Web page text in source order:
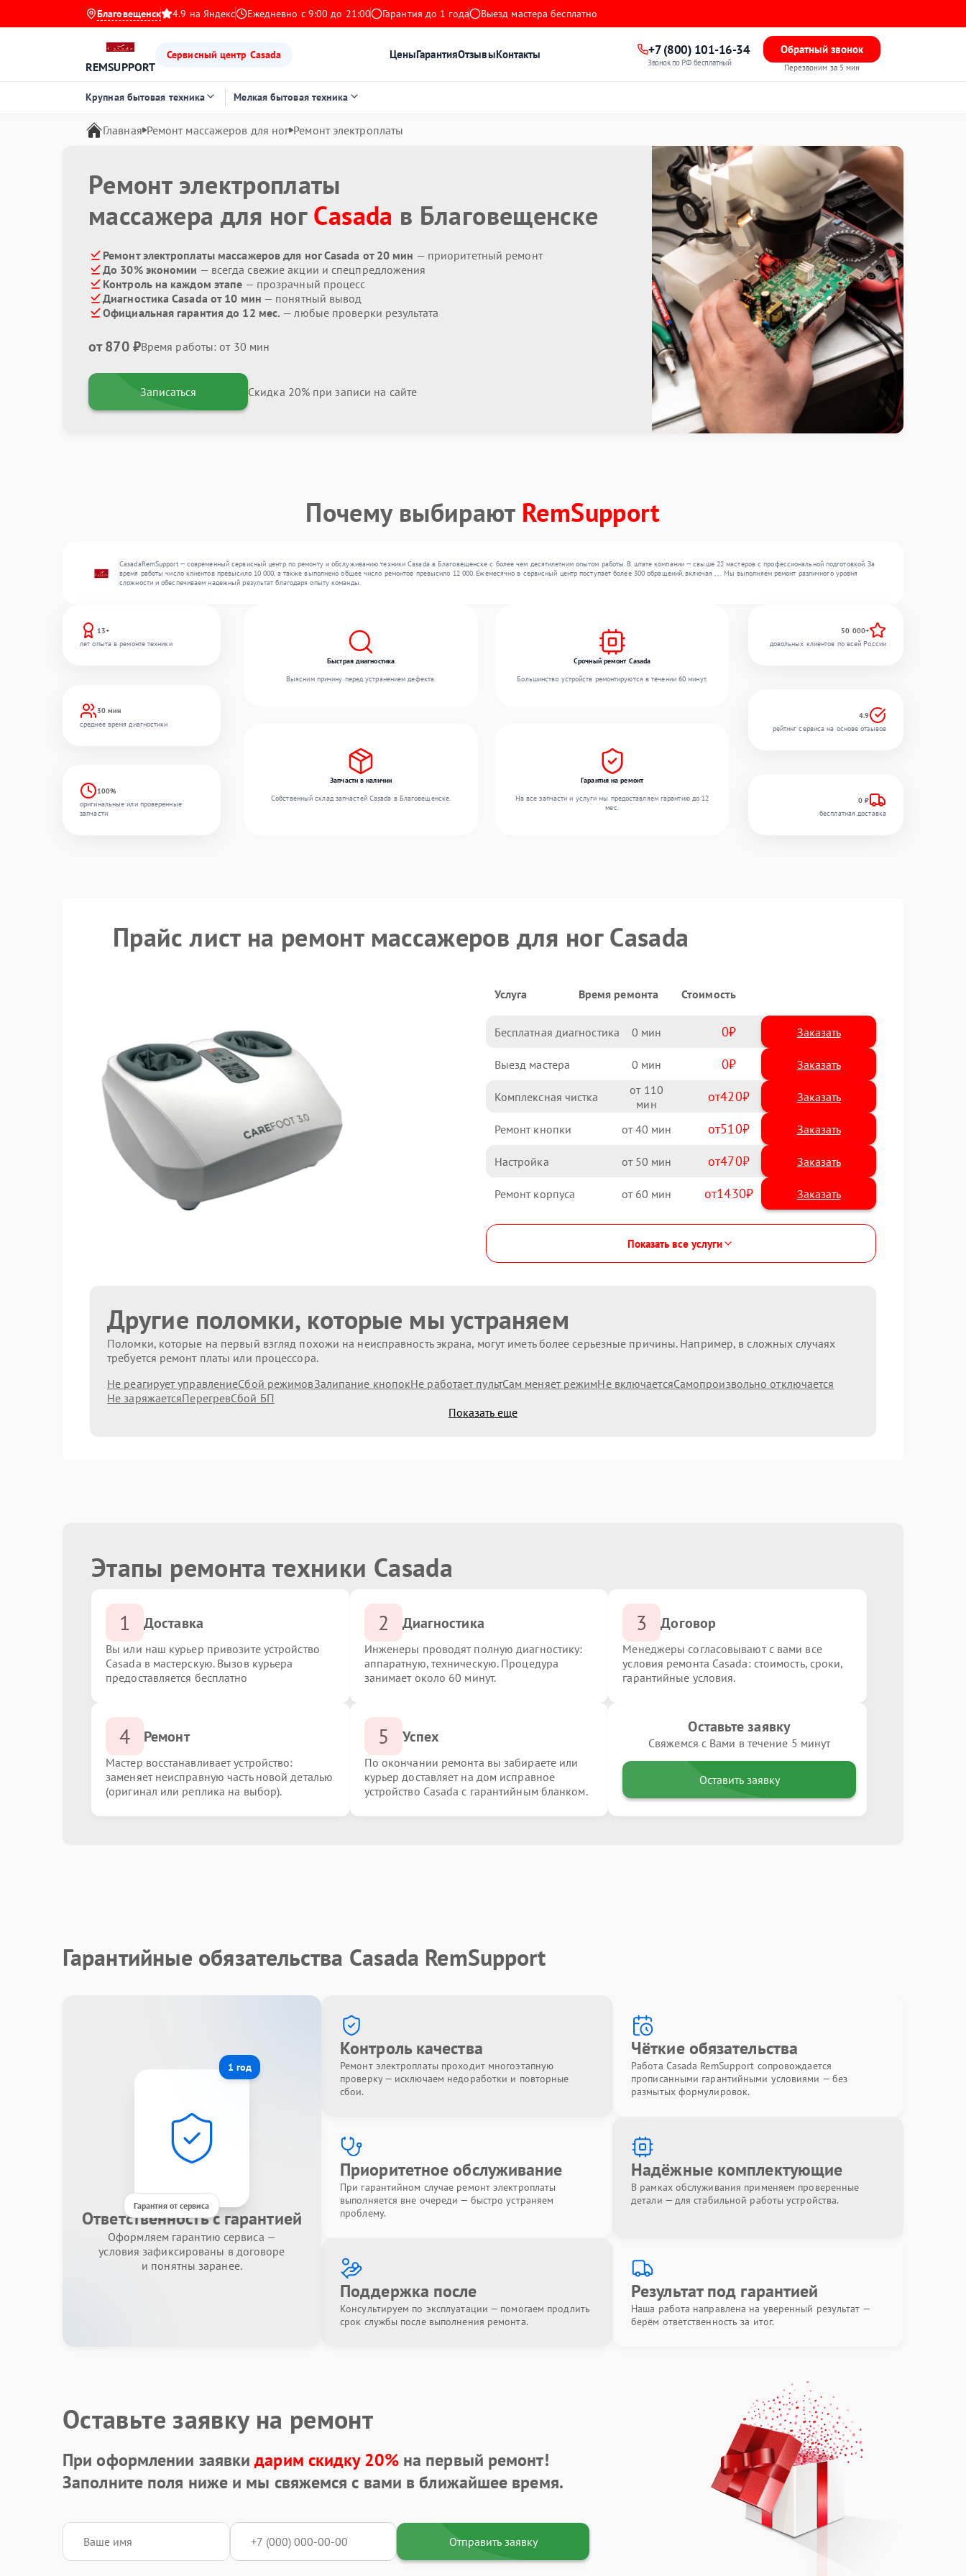
Благовещенск 4.9 на Яндекс Ежедневно с 9:00 до 21:00 Гарантия до 1 года Выезд мастера бесплатно
REMSUPPORT
Сервисный центр Casada ЦеныГарантияОтзывыКонтакты +7 (800) 101-16-34
Звонок по РФ бесплатный
Обратный звонок
Перезвоним за 5 мин
Крупная бытовая техника Мелкая бытовая техника
Главная Ремонт массажеров для ног Ремонт электроплаты
Ремонт электроплаты
массажера для ногCasada в Благовещенске
Ремонт электроплаты массажеров для ног Casada от 20 мин — приоритетный ремонт
До 30% экономии — всегда свежие акции и спецпредложения
Контроль на каждом этапе — прозрачный процесс
Диагностика Casada от 10 мин — понятный вывод
Официальная гарантия до 12 мес. — любые проверки результата
от 870 ₽Время работы: от 30 мин
Записаться Скидка 20% при записи на сайте
Почему выбирают RemSupport
CasadaRemSupport — современный сервисный центр по ремонту и обслуживанию техники Casada в Благовещенске с более чем десятилетним опытом работы. В штате компании — свыше 22 мастеров с профессиональной подготовкой. За
время работы число клиентов превысило 10 000, а также выполнено общее число ремонтов превысило 12 000. Ежемесячно в сервисный центр поступает более 300 обращений, включая , , . Мы выполняем ремонт различного уровня
сложности и обеспечиваем надежный результат благодаря опыту команды.
13+
лет опыта в ремонте техники
30 мин
среднее время диагностики
100%
оригинальные или проверенные
запчасти
Быстрая диагностика
Выясним причину перед устранением дефекта.
Срочный ремонт Casada
Большинство устройств ремонтируются в течении 60 минут.
Запчасти в наличии
Собственный склад запчастей Casada в Благовещенске.
Гарантия на ремонт
На все запчасти и услуги мы предоставляем гарантию до 12
мес.
50 000+
довольных клиентов по всей России
4.9
рейтинг сервиса на основе отзывов
0 ₽
бесплатная доставка
Прайс лист на ремонт массажеров для ног Casada
Услуга Время ремонта Стоимость
Бесплатная диагностика 0 0 Заказать
Выезд мастера 0 0 Заказать
Комплексная чистка 110 420
Ремонт кнопки 40 510
Настройка 50 470
Ремонт корпуса 60 1430
Показать все услуги
Другие поломки, которые мы устраняем
Поломки, которые на первый взгляд похожи на неисправность экрана, могут иметь более серьезные причины. Например, в сложных случаях
требуется ремонт платы или процессора.
Не реагирует управлениеСбой режимовЗалипание кнопокНе работает пультСам меняет режимНе включаетсяСамопроизвольно отключается
Не заряжаетсяПерегревСбой БП
Показать еще
Этапы ремонта техники Casada
1 Доставка
Вы или наш курьер привозите устройство
Casada в мастерскую. Вызов курьера
предоставляется бесплатно
2 Диагностика
Инженеры проводят полную диагностику:
аппаратную, техническую. Процедура
занимает около 60 минут.
3 Договор
Менеджеры согласовывают с вами все
условия ремонта Casada: стоимость, сроки,
гарантийные условия.
4 Ремонт
Мастер восстанавливает устройство:
заменяет неисправную часть новой деталью
(оригинал или реплика на выбор).
5 Успех
По окончании ремонта вы забираете или
курьер доставляет на дом исправное
устройство Casada с гарантийным бланком.
Оставьте заявку
Свяжемся с Вами в течение 5 минут
Оставить заявку
Гарантийные обязательства Casada RemSupport
1 год
Гарантия от сервиса
Ответственность с гарантией
Оформляем гарантию сервиса —
условия зафиксированы в договоре
и понятны заранее.
Контроль качества
Ремонт электроплаты проходит многоэтапную
проверку — исключаем недоработки и повторные
сбои.
Чёткие обязательства
Работа Casada RemSupport сопровождается
прописанными гарантийными условиями — без
размытых формулировок.
Приоритетное обслуживание
При гарантийном случае ремонт электроплаты
выполняется вне очереди — быстро устраняем
проблему.
Надёжные комплектующие
В рамках обслуживания применяем проверенные
детали — для стабильной работы устройства.
Поддержка после
Консультируем по эксплуатации — помогаем продлить
срок службы после выполнения ремонта.
Результат под гарантией
Наша работа направлена на уверенный результат —
берём ответственность за итог.
Оставьте заявку на ремонт
При оформлении заявкидарим скидку 20%на первый ремонт!
Заполните поля ниже и мы свяжемся с вами в ближайшее время.
Отправить заявку